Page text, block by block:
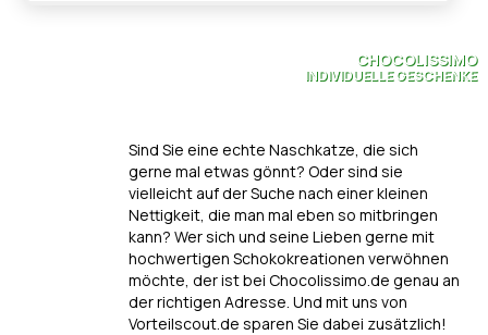
CHOCOLISSIMO
INDIVIDUELLE GESCHENKE
Sind Sie eine echte Naschkatze, die sich
gerne mal etwas gönnt? Oder sind sie
vielleicht auf der Suche nach einer kleinen
Nettigkeit, die man mal eben so mitbringen
kann? Wer sich und seine Lieben gerne mit
hochwertigen Schokokreationen verwöhnen
möchte, der ist bei Chocolissimo.de genau an
der richtigen Adresse. Und mit uns von
Vorteilscout.de sparen Sie dabei zusätzlich!